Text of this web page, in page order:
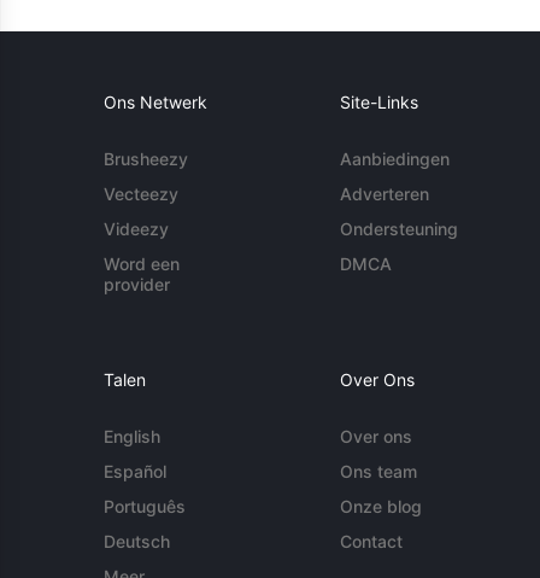
Ons Netwerk
Brusheezy
Vecteezy
Videezy
Word een
provider
Site-Links
Aanbiedingen
Adverteren
Ondersteuning
DMCA
Talen
English
Español
Português
Deutsch
Over Ons
Over ons
Ons team
Onze blog
Contact